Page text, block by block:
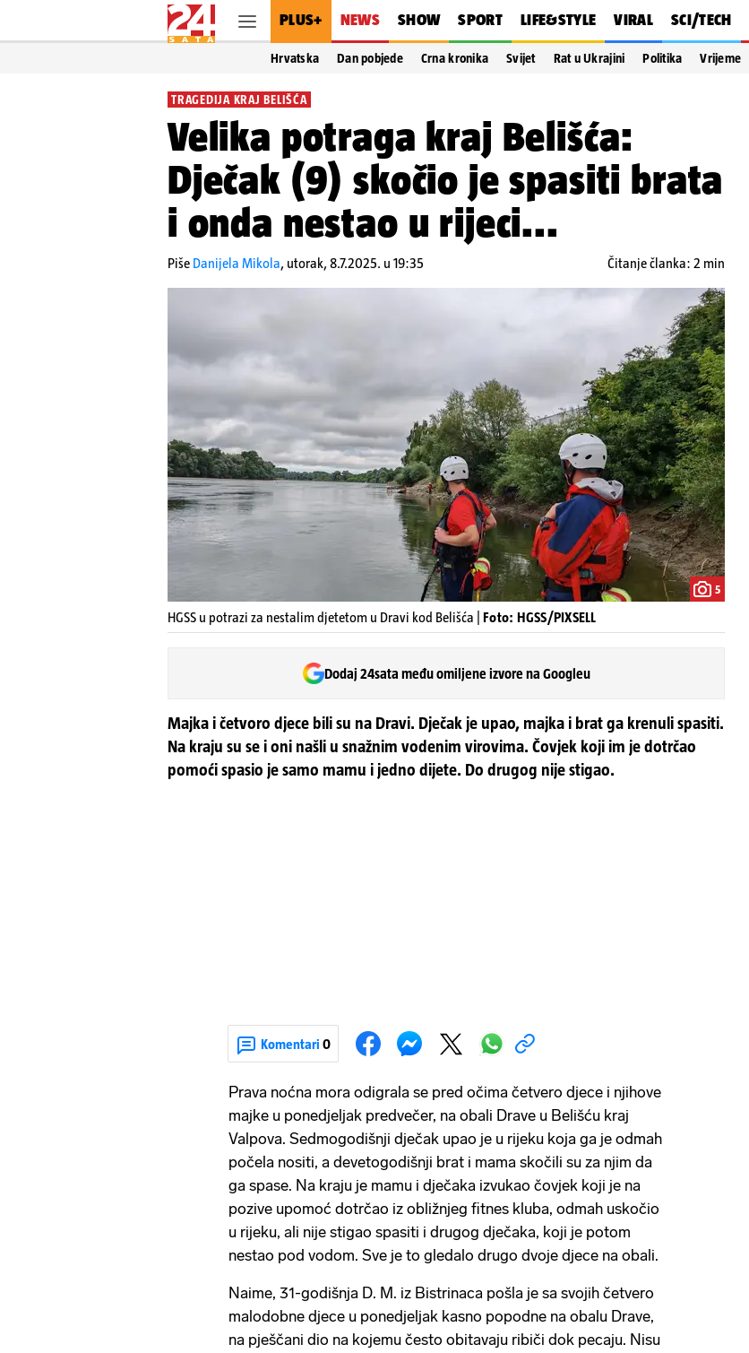
PLUS+ NEWS SHOW SPORT LIFE&STYLE VIRAL SCI/TECH
Hrvatska Dan pobjede Crna kronika Svijet Rat u Ukrajini Politika Vrijeme
TRAGEDIJA KRAJ BELIŠĆA
Velika potraga kraj Belišća:
Dječak (9) skočio je spasiti brata
i onda nestao u rijeci...
Piše Danijela Mikola, utorak, 8.7.2025. u 19:35 Čitanje članka: 2 min
5
HGSS u potrazi za nestalim djetetom u Dravi kod Belišća | Foto: HGSS/PIXSELL
Dodaj 24sata među omiljene izvore na Googleu
Majka i četvoro djece bili su na Dravi. Dječak je upao, majka i brat ga krenuli spasiti.
Na kraju su se i oni našli u snažnim vodenim virovima. Čovjek koji im je dotrčao
pomoći spasio je samo mamu i jedno dijete. Do drugog nije stigao.
Komentari 0
Prava noćna mora odigrala se pred očima četvero djece i njihove
majke u ponedjeljak predvečer, na obali Drave u Belišću kraj
Valpova. Sedmogodišnji dječak upao je u rijeku koja ga je odmah
počela nositi, a devetogodišnji brat i mama skočili su za njim da
ga spase. Na kraju je mamu i dječaka izvukao čovjek koji je na
pozive upomoć dotrčao iz obližnjeg fitnes kluba, odmah uskočio
u rijeku, ali nije stigao spasiti i drugog dječaka, koji je potom
nestao pod vodom. Sve je to gledalo drugo dvoje djece na obali.
Naime, 31-godišnja D. M. iz Bistrinaca pošla je sa svojih četvero
malodobne djece u ponedjeljak kasno popodne na obalu Drave,
na pješčani dio na kojemu često obitavaju ribiči dok pecaju. Nisu